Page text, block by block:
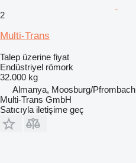
2
Multi-Trans
Talep üzerine fiyat
Endüstriyel römork
32.000 kg
Almanya, Moosburg/Pfrombach
Multi-Trans GmbH
Satıcıyla iletişime geç